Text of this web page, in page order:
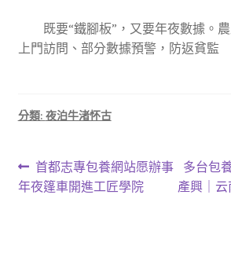
既要“鐵腳板”，又要年夜數據。
上門訪問、部分數據預警，防返貧監
分類: 夜泊牛渚怀古
文
章
上
一
首都志專包養網站愿辦事
年夜篷車開進工匠學院
下
一
多台包
產興｜